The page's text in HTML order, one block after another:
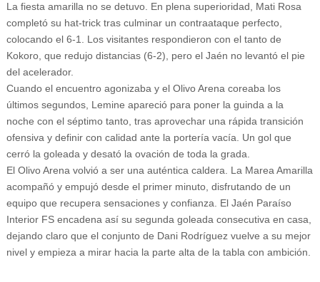
La fiesta amarilla no se detuvo. En plena superioridad, Mati Rosa
completó su hat-trick tras culminar un contraataque perfecto,
colocando el 6-1. Los visitantes respondieron con el tanto de
Kokoro, que redujo distancias (6-2), pero el Jaén no levantó el pie
del acelerador.
Cuando el encuentro agonizaba y el Olivo Arena coreaba los
últimos segundos, Lemine apareció para poner la guinda a la
noche con el séptimo tanto, tras aprovechar una rápida transición
ofensiva y definir con calidad ante la portería vacía. Un gol que
cerró la goleada y desató la ovación de toda la grada.
El Olivo Arena volvió a ser una auténtica caldera. La Marea Amarilla
acompañó y empujó desde el primer minuto, disfrutando de un
equipo que recupera sensaciones y confianza. El Jaén Paraíso
Interior FS encadena así su segunda goleada consecutiva en casa,
dejando claro que el conjunto de Dani Rodríguez vuelve a su mejor
nivel y empieza a mirar hacia la parte alta de la tabla con ambición.